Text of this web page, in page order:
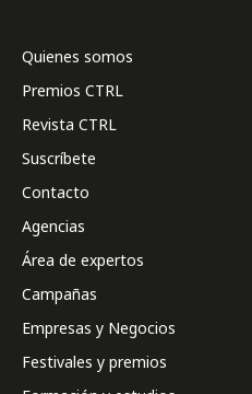
Quienes somos
Premios CTRL
Revista CTRL
Suscríbete
Contacto
Agencias
Área de expertos
Campañas
Empresas y Negocios
Festivales y premios